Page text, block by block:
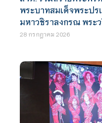
พระบาทสมเด็จพระปร
มหาวชิราลงกรณ พระว
28 กรกฎาคม 2026